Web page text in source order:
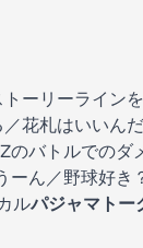
ーリーライン
花札はいいん
のバトルでのダ
ーん／野球好き
ルパジャマトー